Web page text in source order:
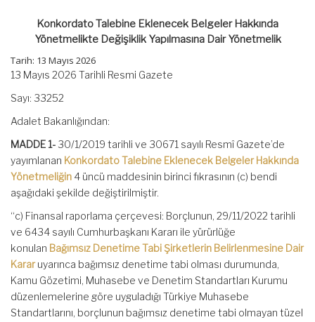
Konkordato Talebine Eklenecek Belgeler Hakkında
Yönetmelikte Değişiklik Yapılmasına Dair Yönetmelik
Tarih: 13 Mayıs 2026
13 Mayıs 2026 Tarihli Resmi Gazete
Sayı: 33252
Adalet Bakanlığından:
MADDE 1- 30/1/2019 tarihli ve 30671 sayılı Resmî Gazete’de
yayımlanan Konkordato Talebine Eklenecek Belgeler Hakkında
Yönetmeliğin 4 üncü maddesinin birinci fıkrasının (c) bendi
aşağıdaki şekilde değiştirilmiştir.
“c) Finansal raporlama çerçevesi: Borçlunun, 29/11/2022 tarihli
ve 6434 sayılı Cumhurbaşkanı Kararı ile yürürlüğe
konulan Bağımsız Denetime Tabi Şirketlerin Belirlenmesine Dair
Kararuyarınca bağımsız denetime tabi olması durumunda,
Kamu Gözetimi, Muhasebe ve Denetim Standartları Kurumu
düzenlemelerine göre uyguladığı Türkiye Muhasebe
Standartlarını, borçlunun bağımsız denetime tabi olmayan tüzel